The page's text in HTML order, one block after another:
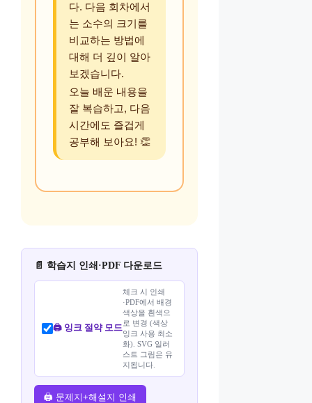
다. 다음 회차에서
는 소수의 크기를
비교하는 방법에
대해 더 깊이 알아
보겠습니다.
오늘 배운 내용을
잘 복습하고, 다음
시간에도 즐겁게
공부해 보아요! 👏
📄 학습지 인쇄·PDF 다운로드
🖨️ 잉크 절약 모드
체크 시 인쇄
·PDF에서 배경
색상을 흰색으
로 변경 (색상
잉크 사용 최소
화). SVG 일러
스트 그림은 유
지됩니다.
🖨️ 문제지+해설지 인쇄